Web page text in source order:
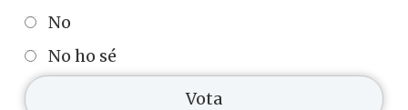
No
No ho sé